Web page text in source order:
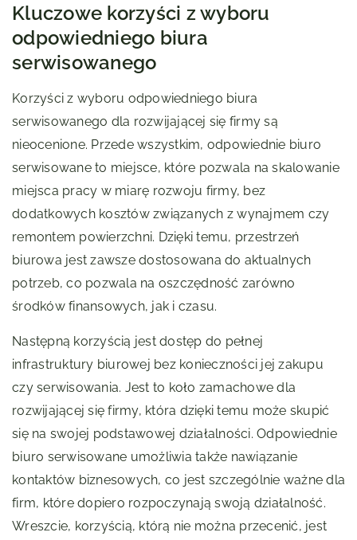
Kluczowe korzyści z wyboru
odpowiedniego biura
serwisowanego
Korzyści z wyboru odpowiedniego biura
serwisowanego dla rozwijającej się firmy są
nieocenione. Przede wszystkim, odpowiednie biuro
serwisowane to miejsce, które pozwala na skalowanie
miejsca pracy w miarę rozwoju firmy, bez
dodatkowych kosztów związanych z wynajmem czy
remontem powierzchni. Dzięki temu, przestrzeń
biurowa jest zawsze dostosowana do aktualnych
potrzeb, co pozwala na oszczędność zarówno
środków finansowych, jak i czasu.
Następną korzyścią jest dostęp do pełnej
infrastruktury biurowej bez konieczności jej zakupu
czy serwisowania. Jest to koło zamachowe dla
rozwijającej się firmy, która dzięki temu może skupić
się na swojej podstawowej działalności. Odpowiednie
biuro serwisowane umożliwia także nawiązanie
kontaktów biznesowych, co jest szczególnie ważne dla
firm, które dopiero rozpoczynają swoją działalność.
Wreszcie, korzyścią, którą nie można przecenić, jest